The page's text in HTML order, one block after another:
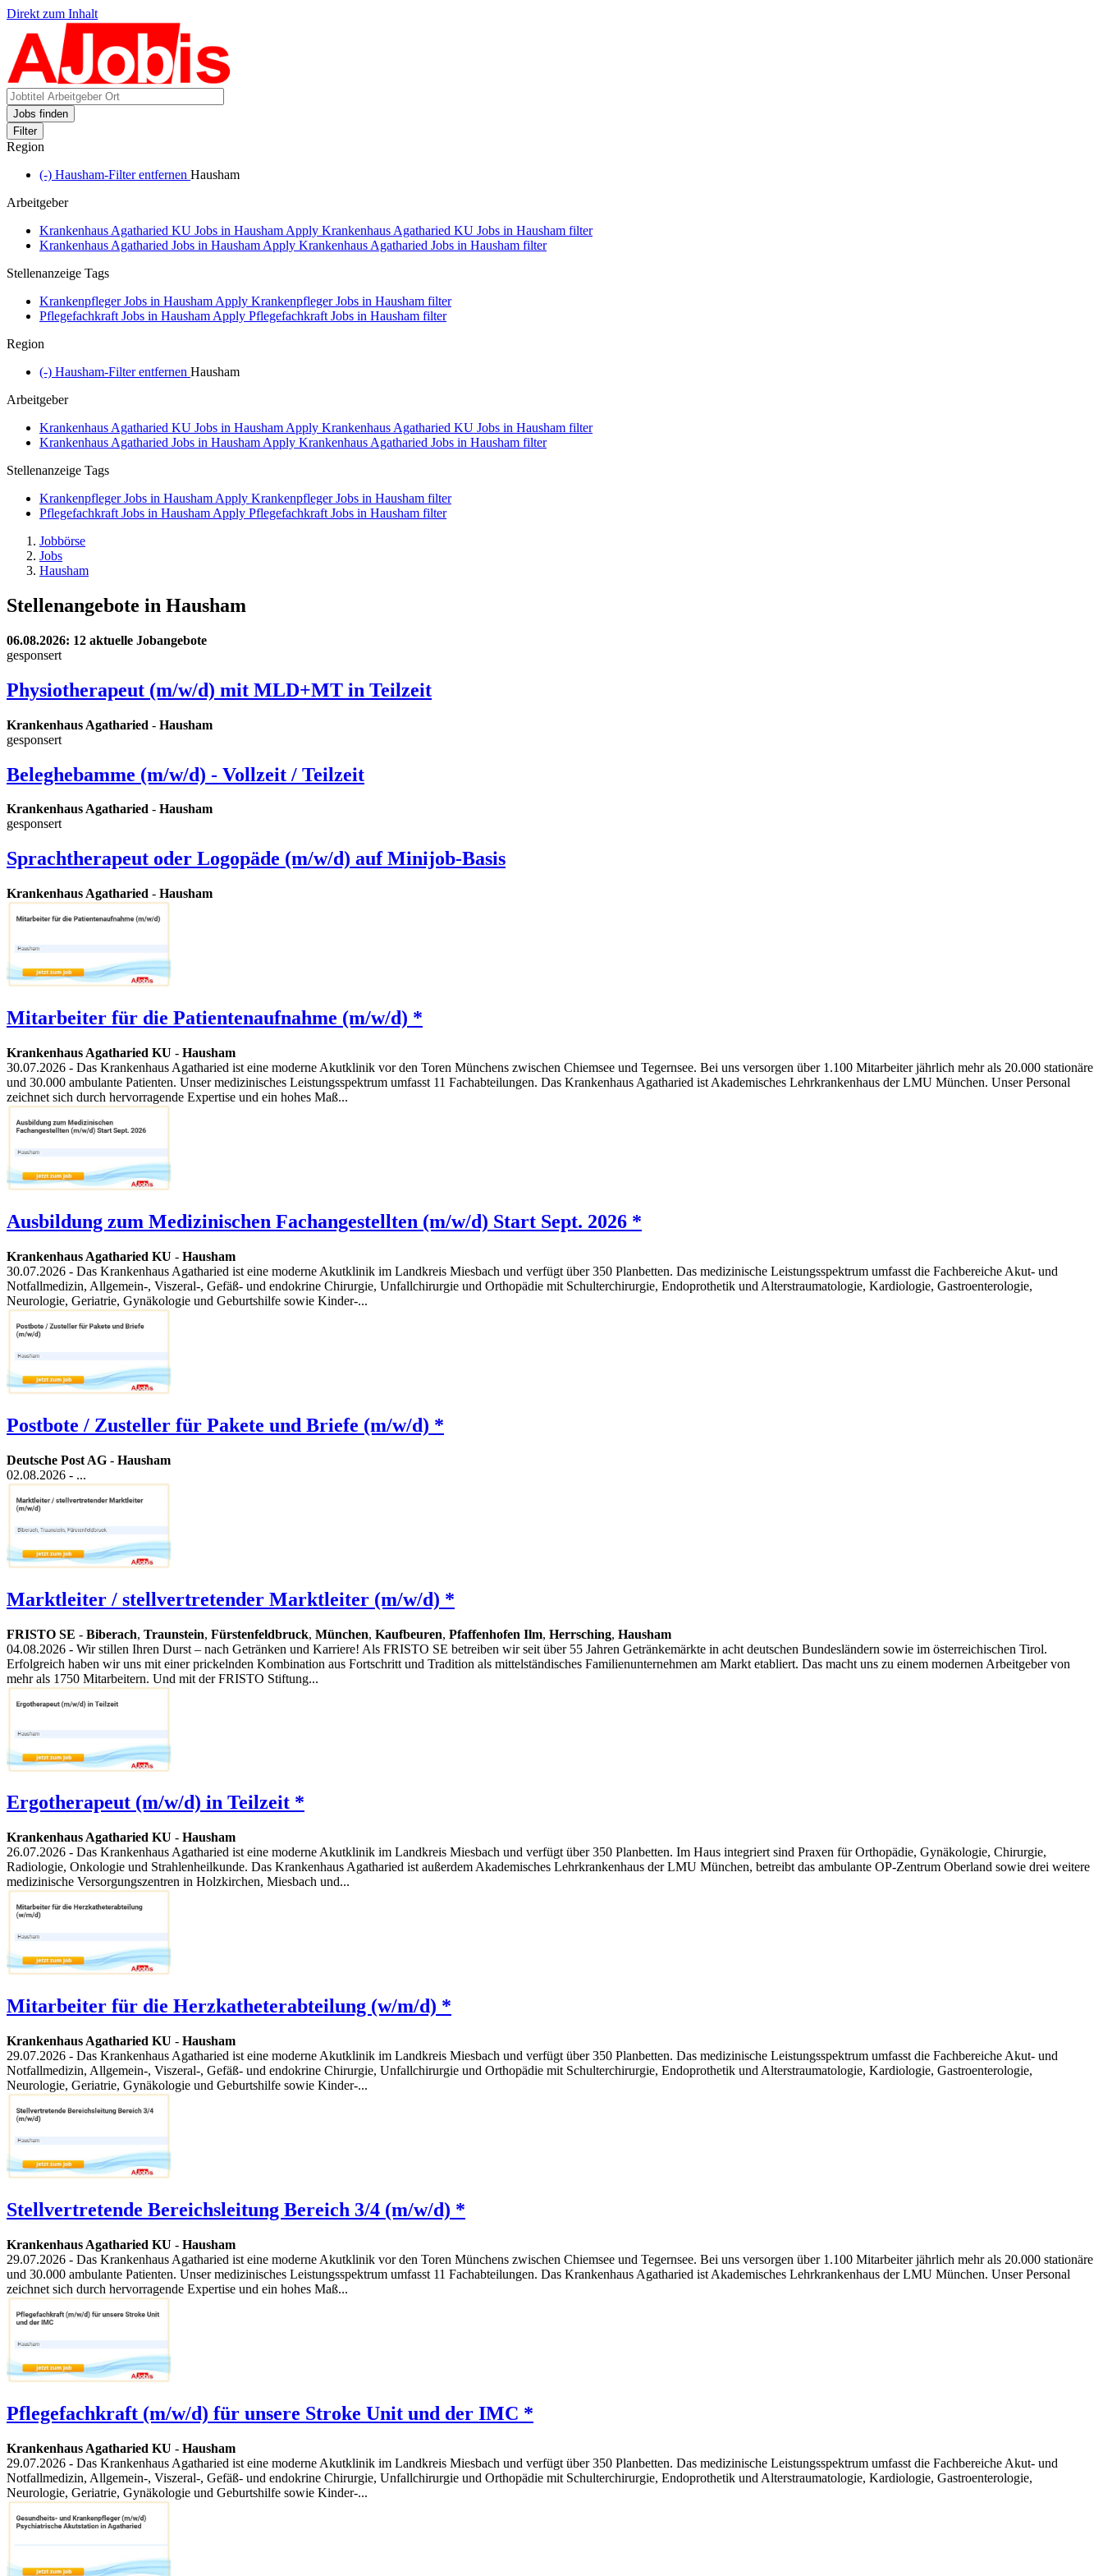
Direkt zum Inhalt
Jobs finden
Filter
Region
(-) Hausham-Filter entfernen Hausham
Arbeitgeber
Krankenhaus Agatharied KU Jobs in Hausham Apply Krankenhaus Agatharied KU Jobs in Hausham filter
Krankenhaus Agatharied Jobs in Hausham Apply Krankenhaus Agatharied Jobs in Hausham filter
Stellenanzeige Tags
Krankenpfleger Jobs in Hausham Apply Krankenpfleger Jobs in Hausham filter
Pflegefachkraft Jobs in Hausham Apply Pflegefachkraft Jobs in Hausham filter
Region
(-) Hausham-Filter entfernen Hausham
Arbeitgeber
Krankenhaus Agatharied KU Jobs in Hausham Apply Krankenhaus Agatharied KU Jobs in Hausham filter
Krankenhaus Agatharied Jobs in Hausham Apply Krankenhaus Agatharied Jobs in Hausham filter
Stellenanzeige Tags
Krankenpfleger Jobs in Hausham Apply Krankenpfleger Jobs in Hausham filter
Pflegefachkraft Jobs in Hausham Apply Pflegefachkraft Jobs in Hausham filter
Jobbörse
Jobs
Hausham
Stellenangebote in Hausham
06.08.2026: 12 aktuelle Jobangebote
gesponsert
Physiotherapeut (m/w/d) mit MLD+MT in Teilzeit
Krankenhaus Agatharied - Hausham
gesponsert
Beleghebamme (m/w/d) - Vollzeit / Teilzeit
Krankenhaus Agatharied - Hausham
gesponsert
Sprachtherapeut oder Logopäde (m/w/d) auf Minijob-Basis
Krankenhaus Agatharied - Hausham
Mitarbeiter für die Patientenaufnahme (m/w/d) *
Krankenhaus Agatharied KU - Hausham
30.07.2026 - Das Krankenhaus Agatharied ist eine moderne Akutklinik vor den Toren Münchens zwischen Chiemsee und Tegernsee. Bei uns versorgen über 1.100 Mitarbeiter jährlich mehr als 20.000 stationäre
und 30.000 ambulante Patienten. Unser medizinisches Leistungsspektrum umfasst 11 Fachabteilungen. Das Krankenhaus Agatharied ist Akademisches Lehrkrankenhaus der LMU München. Unser Personal
zeichnet sich durch hervorragende Expertise und ein hohes Maß...
Ausbildung zum Medizinischen Fachangestellten (m/w/d) Start Sept. 2026 *
Krankenhaus Agatharied KU - Hausham
30.07.2026 - Das Krankenhaus Agatharied ist eine moderne Akutklinik im Landkreis Miesbach und verfügt über 350 Planbetten. Das medizinische Leistungsspektrum umfasst die Fachbereiche Akut- und
Notfallmedizin, Allgemein-, Viszeral-, Gefäß- und endokrine Chirurgie, Unfallchirurgie und Orthopädie mit Schulterchirurgie, Endoprothetik und Alterstraumatologie, Kardiologie, Gastroenterologie,
Neurologie, Geriatrie, Gynäkologie und Geburtshilfe sowie Kinder-...
Postbote / Zusteller für Pakete und Briefe (m/w/d) *
Deutsche Post AG - Hausham
02.08.2026 - ...
Marktleiter / stellvertretender Marktleiter (m/w/d) *
FRISTO SE - Biberach, Traunstein, Fürstenfeldbruck, München, Kaufbeuren, Pfaffenhofen Ilm, Herrsching, Hausham
04.08.2026 - Wir stillen Ihren Durst – nach Getränken und Karriere! Als FRISTO SE betreiben wir seit über 55 Jahren Getränkemärkte in acht deutschen Bundesländern sowie im österreichischen Tirol.
Erfolgreich haben wir uns mit einer prickelnden Kombination aus Fortschritt und Tradition als mittelständisches Familienunternehmen am Markt etabliert. Das macht uns zu einem modernen Arbeitgeber von
mehr als 1750 Mitarbeitern. Und mit der FRISTO Stiftung...
Ergotherapeut (m/w/d) in Teilzeit *
Krankenhaus Agatharied KU - Hausham
26.07.2026 - Das Krankenhaus Agatharied ist eine moderne Akutklinik im Landkreis Miesbach und verfügt über 350 Planbetten. Im Haus integriert sind Praxen für Orthopädie, Gynäkologie, Chirurgie,
Radiologie, Onkologie und Strahlenheilkunde. Das Krankenhaus Agatharied ist außerdem Akademisches Lehrkrankenhaus der LMU München, betreibt das ambulante OP-Zentrum Oberland sowie drei weitere
medizinische Versorgungszentren in Holzkirchen, Miesbach und...
Mitarbeiter für die Herzkatheterabteilung (w/m/d) *
Krankenhaus Agatharied KU - Hausham
29.07.2026 - Das Krankenhaus Agatharied ist eine moderne Akutklinik im Landkreis Miesbach und verfügt über 350 Planbetten. Das medizinische Leistungsspektrum umfasst die Fachbereiche Akut- und
Notfallmedizin, Allgemein-, Viszeral-, Gefäß- und endokrine Chirurgie, Unfallchirurgie und Orthopädie mit Schulterchirurgie, Endoprothetik und Alterstraumatologie, Kardiologie, Gastroenterologie,
Neurologie, Geriatrie, Gynäkologie und Geburtshilfe sowie Kinder-...
Stellvertretende Bereichsleitung Bereich 3/4 (m/w/d) *
Krankenhaus Agatharied KU - Hausham
29.07.2026 - Das Krankenhaus Agatharied ist eine moderne Akutklinik vor den Toren Münchens zwischen Chiemsee und Tegernsee. Bei uns versorgen über 1.100 Mitarbeiter jährlich mehr als 20.000 stationäre
und 30.000 ambulante Patienten. Unser medizinisches Leistungsspektrum umfasst 11 Fachabteilungen. Das Krankenhaus Agatharied ist Akademisches Lehrkrankenhaus der LMU München. Unser Personal
zeichnet sich durch hervorragende Expertise und ein hohes Maß...
Pflegefachkraft (m/w/d) für unsere Stroke Unit und der IMC *
Krankenhaus Agatharied KU - Hausham
29.07.2026 - Das Krankenhaus Agatharied ist eine moderne Akutklinik im Landkreis Miesbach und verfügt über 350 Planbetten. Das medizinische Leistungsspektrum umfasst die Fachbereiche Akut- und
Notfallmedizin, Allgemein-, Viszeral-, Gefäß- und endokrine Chirurgie, Unfallchirurgie und Orthopädie mit Schulterchirurgie, Endoprothetik und Alterstraumatologie, Kardiologie, Gastroenterologie,
Neurologie, Geriatrie, Gynäkologie und Geburtshilfe sowie Kinder-...